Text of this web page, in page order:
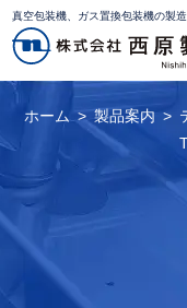
真空包装機、ガス置換包装機の製
ホーム 製品案内